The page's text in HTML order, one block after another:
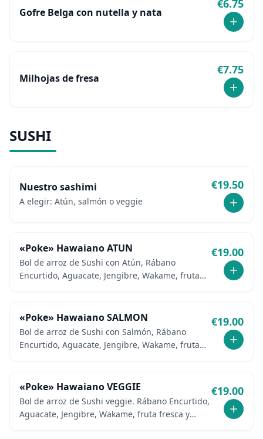
Gofre Belga con nutella y nata
€6.75
Milhojas de fresa
€7.75
SUSHI
Nuestro sashimi
A elegir: Atún, salmón o veggie
€19.50
«Poke» Hawaiano ATUN
Bol de arroz de Sushi con Atún, Rábano
Encurtido, Aguacate, Jengibre, Wakame, fruta
€19.00
«Poke» Hawaiano SALMON
Bol de arroz de Sushi con Salmón, Rábano
Encurtido, Aguacate, Jengibre, Wakame, fruta
€19.00
«Poke» Hawaiano VEGGIE
Bol de arroz de Sushi veggie. Rábano Encurtido,
Aguacate, Jengibre, Wakame, fruta fresca y
€19.00